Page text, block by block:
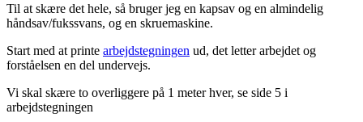
Til at skære det hele, så bruger jeg en kapsav og en almindelig
håndsav/fukssvans, og en skruemaskine.
Start med at printe arbejdstegningen ud, det letter arbejdet og
forståelsen en del undervejs.
Vi skal skære to overliggere på 1 meter hver, se side 5 i
arbejdstegningen